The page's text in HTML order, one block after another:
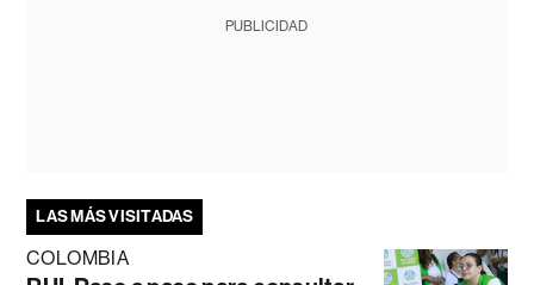
PUBLICIDAD
LAS MÁS VISITADAS
COLOMBIA